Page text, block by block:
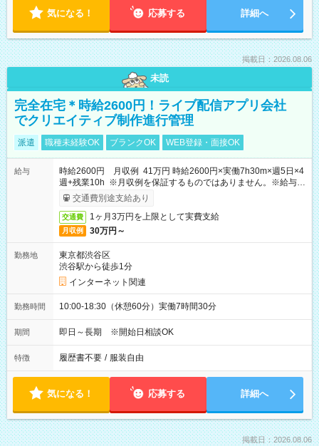
気になる！ 応募する 詳細へ
掲載日：2026.08.06
未読
完全在宅＊時給2600円！ライブ配信アプリ会社
でクリエイティブ制作進行管理
派遣 職種未経験OK ブランクOK WEB登録・面接OK
給与
時給2600円 月収例 41万円 時給2600円×実働7h30m×週5日×4
週+残業10h ※月収例を保証するものではありません。※給与即
受取りサービス利用可（利用条件有）
交通費別途支給あり
交通費 1ヶ月3万円を上限として実費支給
月収例 30万円～
勤務地
東京都渋谷区
渋谷駅から徒歩1分
インターネット関連
勤務時間 10:00-18:30（休憩60分）実働7時間30分
期間 即日～長期 ※開始日相談OK
特徴 履歴書不要 / 服装自由
気になる！ 応募する 詳細へ
掲載日：2026.08.06